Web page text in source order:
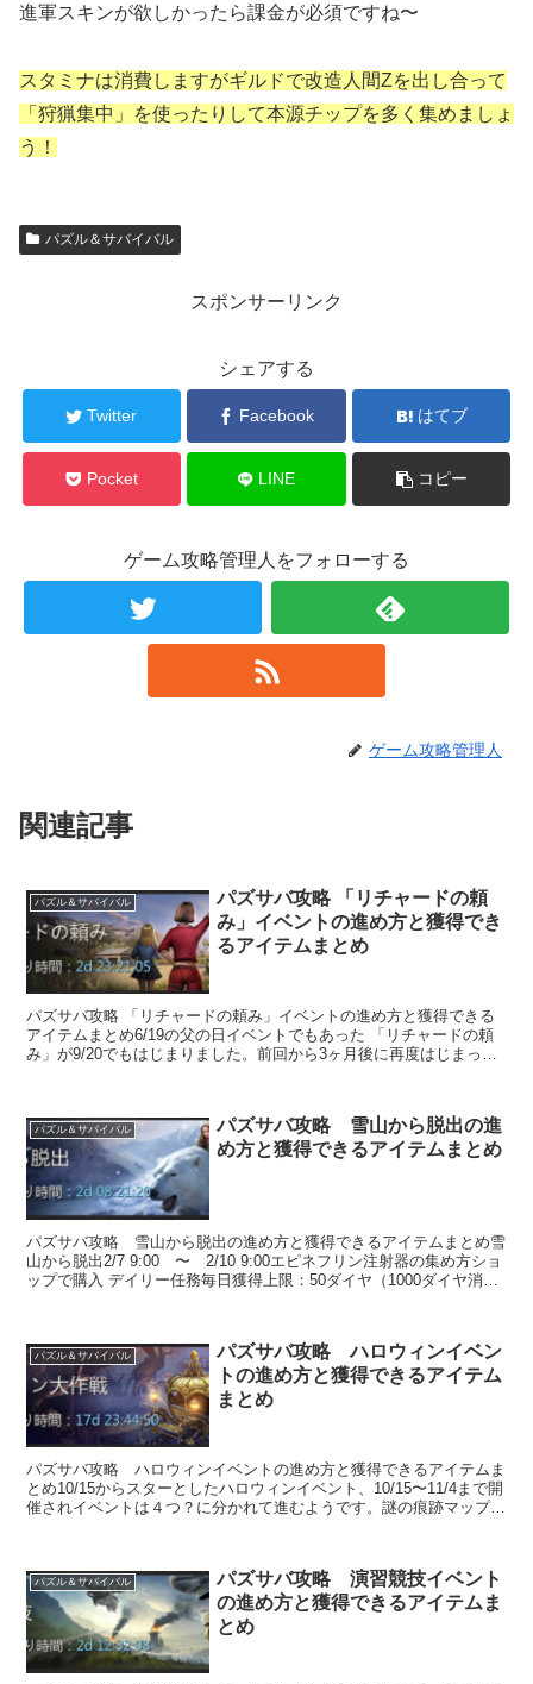
進軍スキンが欲しかったら課金が必須ですね〜
スタミナは消費しますがギルドで改造人間Zを出し合って
「狩猟集中」を使ったりして本源チップを多く集めましょ
う！
パズル＆サバイバル
スポンサーリンク
シェアする
Twitter Facebook はてブ
Pocket LINE コピー
ゲーム攻略管理人をフォローする
ゲーム攻略管理人
関連記事
パズル＆サバイバル
パズサバ攻略 「リチャードの頼
み」イベントの進め方と獲得でき
るアイテムまとめ
パズサバ攻略 「リチャードの頼み」イベントの進め方と獲得できる
アイテムまとめ6/19の父の日イベントでもあった 「リチャードの頼
み」が9/20でもはじまりました。前回から3ヶ月後に再度はじまった
パズル＆サバイバル
パズサバ攻略 雪山から脱出の進
め方と獲得できるアイテムまとめ
パズサバ攻略 雪山から脱出の進め方と獲得できるアイテムまとめ雪
山から脱出2/7 9:00 〜 2/10 9:00エピネフリン注射器の集め方ショ
ップで購入 デイリー任務毎日獲得上限：50ダイヤ（1000ダイヤ消
パズル＆サバイバル
パズサバ攻略 ハロウィンイベン
トの進め方と獲得できるアイテム
まとめ
パズサバ攻略 ハロウィンイベントの進め方と獲得できるアイテムま
とめ10/15からスターとしたハロウィンイベント、10/15〜11/4まで開
催されイベントは４つ？に分かれて進むようです。謎の痕跡マップ上
パズル＆サバイバル
パズサバ攻略 演習競技イベント
の進め方と獲得できるアイテムま
とめ